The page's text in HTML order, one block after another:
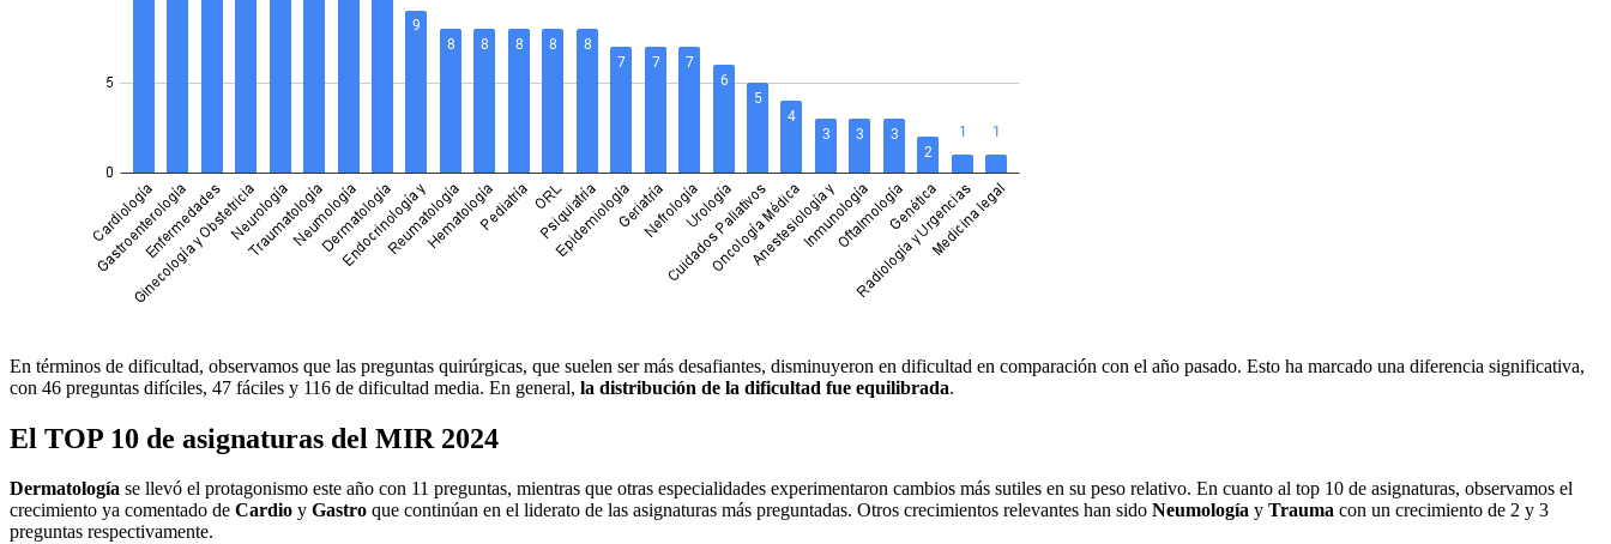
En términos de dificultad, observamos que las preguntas quirúrgicas, que suelen ser más desafiantes, disminuyeron en dificultad en comparación con el año pasado. Esto ha marcado una diferencia significativa,
con 46 preguntas difíciles, 47 fáciles y 116 de dificultad media. En general, la distribución de la dificultad fue equilibrada.
El TOP 10 de asignaturas del MIR 2024
Dermatología se llevó el protagonismo este año con 11 preguntas, mientras que otras especialidades experimentaron cambios más sutiles en su peso relativo. En cuanto al top 10 de asignaturas, observamos el
crecimiento ya comentado de Cardio y Gastro que continúan en el liderato de las asignaturas más preguntadas. Otros crecimientos relevantes han sido Neumología y Trauma con un crecimiento de 2 y 3
preguntas respectivamente.